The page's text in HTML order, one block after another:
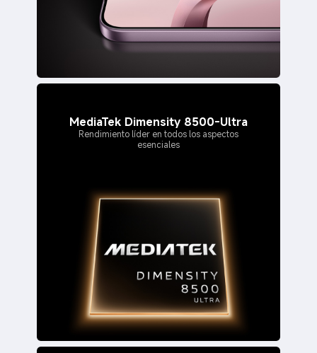
MediaTek Dimensity 8500-Ultra
Rendimiento líder en todos los aspectos
esenciales